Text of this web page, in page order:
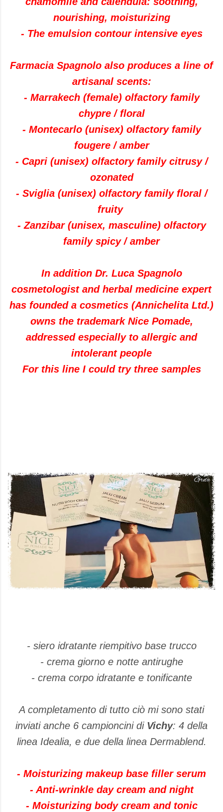
nourishing, moisturizing
- The emulsion contour intensive eyes
Farmacia Spagnolo also produces a line of
artisanal scents:
- Marrakech (female) olfactory family
chypre / floral
- Montecarlo (unisex) olfactory family
fougere / amber
- Capri (unisex) olfactory family citrusy /
ozonated
- Sviglia (unisex) olfactory family floral /
fruity
- Zanzibar (unisex, masculine) olfactory
family spicy / amber
In addition Dr. Luca Spagnolo
cosmetologist and herbal medicine expert
has founded a cosmetics (Annichelita Ltd.)
owns the trademark Nice Pomade,
addressed especially to allergic and
intolerant people
For this line I could try three samples
- siero idratante riempitivo base trucco
- crema giorno e notte antirughe
- crema corpo idratante e tonificante
A completamento di tutto ciò mi sono stati
inviati anche 6 campioncini di Vichy: 4 della
linea Idealia, e due della linea Dermablend.
- Moisturizing makeup base filler serum
- Anti-wrinkle day cream and night
- Moisturizing body cream and tonic